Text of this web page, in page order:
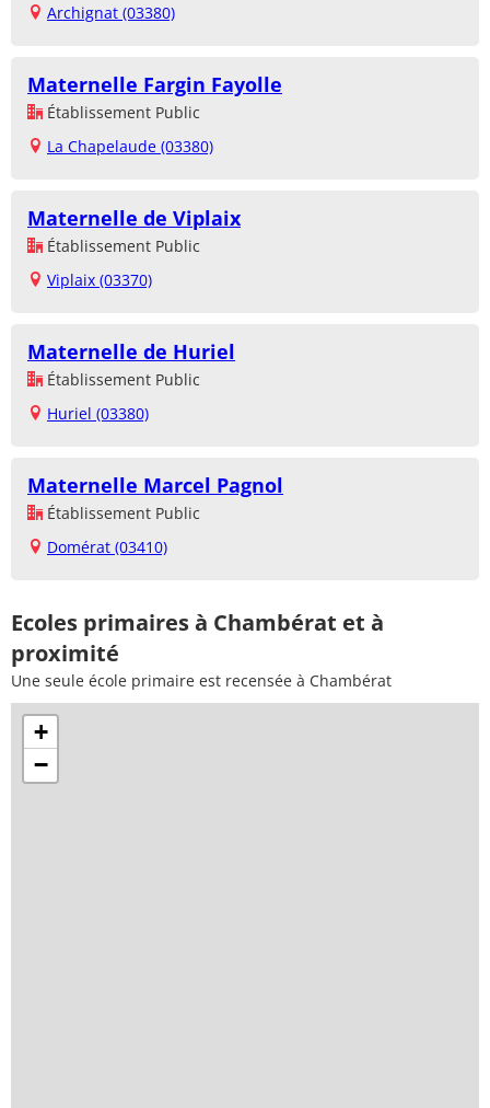
Archignat (03380)
Maternelle Fargin Fayolle
Établissement Public
La Chapelaude (03380)
Maternelle de Viplaix
Établissement Public
Viplaix (03370)
Maternelle de Huriel
Établissement Public
Huriel (03380)
Maternelle Marcel Pagnol
Établissement Public
Domérat (03410)
Ecoles primaires à Chambérat et à
proximité
Une seule école primaire est recensée à Chambérat
+
−